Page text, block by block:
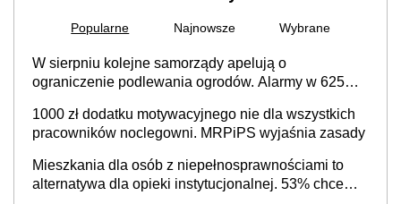
Popularne Najnowsze Wybrane
W sierpniu kolejne samorządy apelują o
ograniczenie podlewania ogrodów. Alarmy w 625
cały kraj
1000 zł dodatku motywacyjnego nie dla wszystkich
pracowników noclegowni. MRPiPS wyjaśnia zasady
Mieszkania dla osób z niepełnosprawnościami to
alternatywa dla opieki instytucjonalnej. 53% chce